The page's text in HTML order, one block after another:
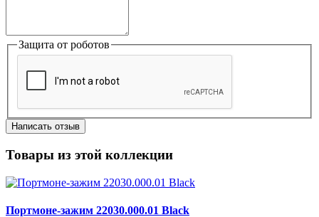
Защита от роботов
Написать отзыв
Товары из этой коллекции
Портмоне-зажим 22030.000.01 Black